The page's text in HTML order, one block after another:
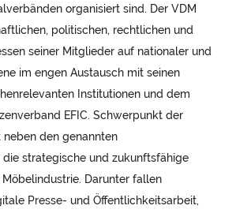
organisiert sind. Der VDM
politischen, rechtlichen und
seiner Mitglieder auf nationaler und
im engen Austausch mit seinen
Institutionen und dem
EFIC. Schwerpunkt der
den genannten
strategische und zukunftsfähige
Darunter fallen
Presse- und Öffentlichkeitsarbeit,